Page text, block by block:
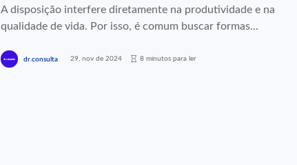
A disposição interfere diretamente na produtividade e na
qualidade de vida. Por isso, é comum buscar formas...
dr.consulta 29, nov de 2024 8 minutos para ler